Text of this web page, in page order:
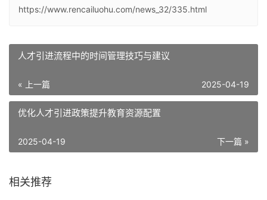
https://www.rencailuohu.com/news_32/335.html
人才引进流程中的时间管理技巧与建议
« 上一篇 2025-04-19
优化人才引进政策提升教育资源配置
下一篇 »
2025-04-19
相关推荐